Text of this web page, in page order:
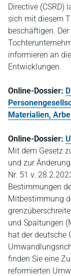
Directive (CSRD)
sich mit diesem
beschäftigen.
informieren an
Entwicklungen.
Online-Dossier:
Materialien,
Online-Dossier:
Mit dem Gesetz
und zur
Nr. 51 v.
Bestimmungen
Mitbestimmung
und Spaltungen
hat der deutsche
finden Sie eine
reformierten